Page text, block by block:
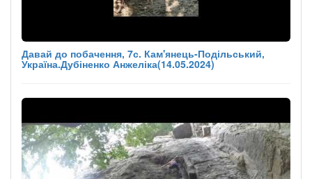
Давай до побачення, 7с. Кам'янець-Подільський,
Україна.Дубіненко Анжеліка(14.05.2024)